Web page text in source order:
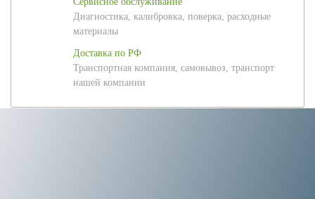
Диагностика, калибровка, поверка, расходные
материалы
Доставка по РФ
Транспортная компания, самовывоз, транспорт
нашей компании